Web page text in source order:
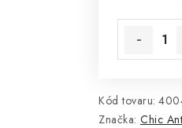
Kód tovaru:
Značka: Chic